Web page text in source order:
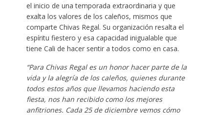
el inicio de una temporada extraordinaria y que
exalta los valores de los caleños, mismos que
comparte Chivas Regal. Su organización resalta el
espíritu fiestero y esa capacidad inigualable que
tiene Cali de hacer sentir a todos como en casa.
“Para Chivas Regal es un honor hacer parte de la
vida y la alegría de los caleños, quienes durante
todos estos años que llevamos haciendo esta
fiesta, nos han recibido como los mejores
anfitriones. Cada 25 de diciembre vemos cómo